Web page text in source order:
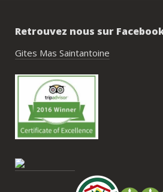
piscine, nature, tranquillité,
hébergements et beaucoup
très beau souvenir de ce
nous recommandons le Mas
Antoine sans
contrainte du week-end
gestion des déchets,
de tri directement sur le
faut se rendre au village.
Retrouvez nous sur
Gites Mas Saintantoine